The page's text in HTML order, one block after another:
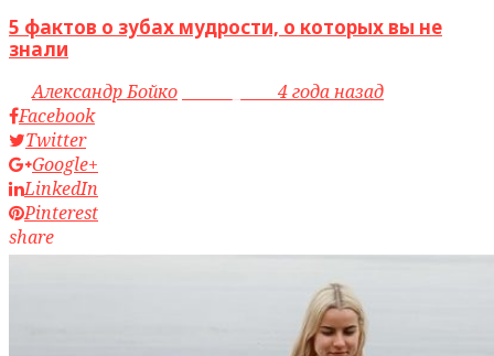
5 фактов о зубах мудрости, о которых вы не
знали
byАлександр Бойко
4 года назад
Facebook
Twitter
Google+
LinkedIn
Pinterest
share